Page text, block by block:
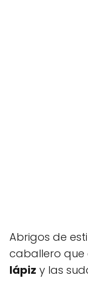
Abrigos de
caballero que
lápiz y las